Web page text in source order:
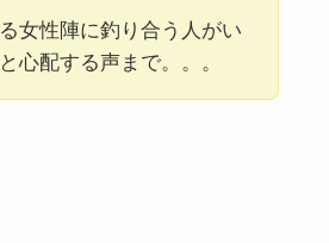
女性陣に釣り合う人がい
心配する声まで。。。